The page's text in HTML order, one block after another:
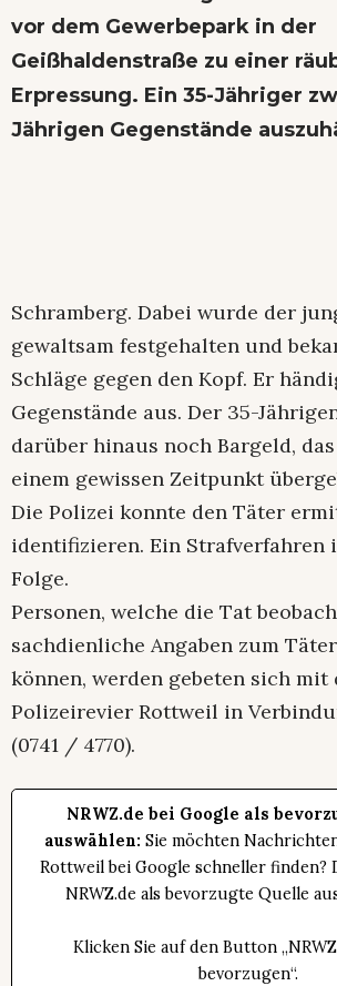
vor dem Gewerbepark in der
Geißhaldenstraße zu einer
Erpressung. Ein 35-Jähriger
Jährigen Gegenstände
Schramberg. Dabei wurde der
gewaltsam festgehalten und
Schläge gegen den Kopf. Er
Gegenstände aus. Der 35-
darüber hinaus noch Bargeld,
einem gewissen Zeitpunkt
Die Polizei konnte den Täter
identifizieren. Ein Strafverfahren
Folge.
Personen, welche die Tat
sachdienliche Angaben zum
können, werden gebeten sich mit
Polizeirevier Rottweil in
(0741 / 4770).
NRWZ.de bei Google als
auswählen: Sie möchten
Rottweil bei Google schneller finden?
NRWZ.de als bevorzugte Quelle
Klicken Sie auf den Button
bevorzugen“.